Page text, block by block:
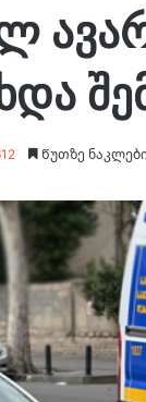
Წუთზე